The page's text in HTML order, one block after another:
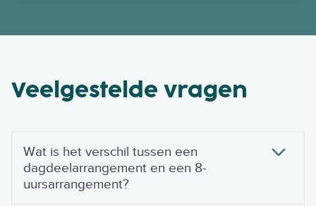
Veelgestelde vragen
Wat is het verschil tussen een
dagdeelarrangement en een 8-
uursarrangement?